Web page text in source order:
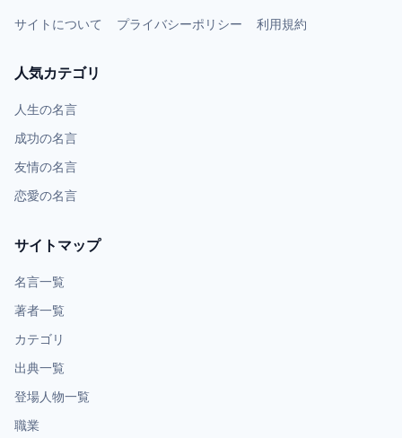
サイトについて プライバシーポリシー 利用規約
人気カテゴリ
人生の名言
成功の名言
友情の名言
恋愛の名言
サイトマップ
名言一覧
著者一覧
カテゴリ
出典一覧
登場人物一覧
職業